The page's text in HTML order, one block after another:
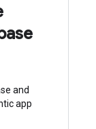
and
app